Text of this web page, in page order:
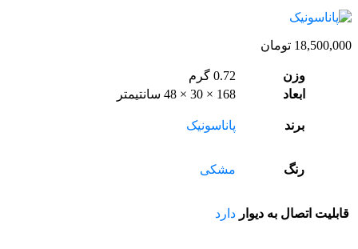
18,500,000 تومان
وزن
0.72 گرم
ابعاد
168 × 30 × 48 سانتیمتر
برند پاناسونیک
رنگ مشکی
قابلیت اتصال به دیوار دارد